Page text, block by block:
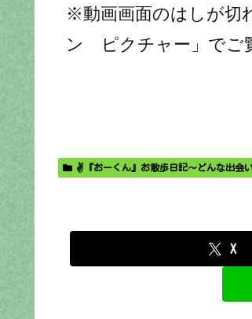
※動画画面のはしが切
ン ピクチャー」でご
✌️『おーくん』お散歩日記〜どんな出会
X